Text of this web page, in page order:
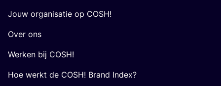
Jouw organisatie op COSH!
Over ons
Werken bij COSH!
Hoe werkt de COSH! Brand Index?